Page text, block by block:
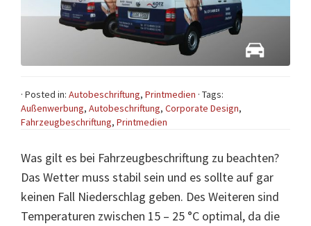
· Posted in: Autobeschriftung, Printmedien · Tags:
Außenwerbung, Autobeschriftung, Corporate Design,
Fahrzeugbeschriftung, Printmedien
Was gilt es bei Fahrzeugbeschriftung zu beachten?
Das Wetter muss stabil sein und es sollte auf gar
keinen Fall Niederschlag geben. Des Weiteren sind
Temperaturen zwischen 15 – 25 °C optimal, da die